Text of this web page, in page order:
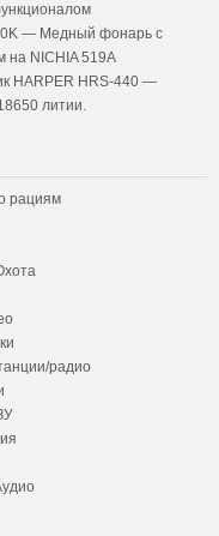
— Медный фонарь с
на NICHIA 519A
HARPER HRS-440 —
литии.
рациям
радио